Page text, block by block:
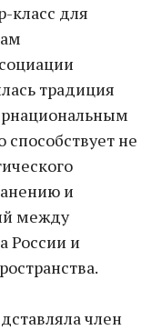
класс для
традиция
способствует не
и
между
России и
член